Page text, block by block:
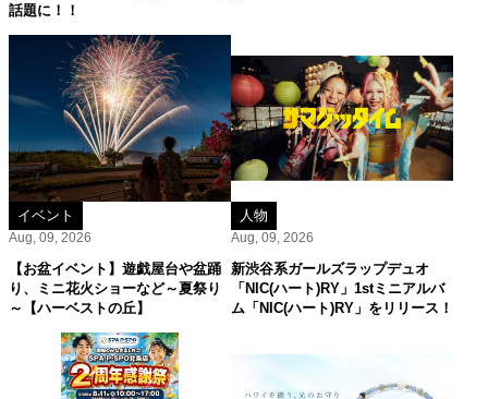
話題に！！
イベント
Aug, 09, 2026
【お盆イベント】遊戯屋台や盆踊
り、ミニ花火ショーなど～夏祭り
～【ハーベストの丘】
人物
Aug, 09, 2026
新渋谷系ガールズラップデュオ
「NIC(ハート)RY」1stミニアルバ
ム「NIC(ハート)RY」をリリース！